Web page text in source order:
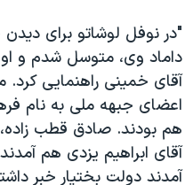
"در نوفل لوشاتو برای دیدن
داماد وی، متوسل شدم و
آقای خمینی راهنمایی کرد.
اعضای جبهه ملی به نام
هم بودند. صادق قطب زاده،
آقای ابراهیم یزدی هم
آمدند دولت بختیار خبر